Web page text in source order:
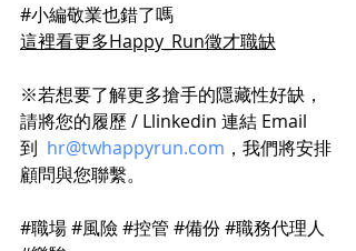
#小編敬業也錯了嗎
這裡看更多Happy_Run徵才職缺
※若想要了解更多搶手的隱藏性好缺，
請將您的履歷 / Llinkedin 連結 Email
到 hr@twhappyrun.com ，我們將安排
顧問與您聯繫。
#職場#風險#控管 #備份#職務代理人